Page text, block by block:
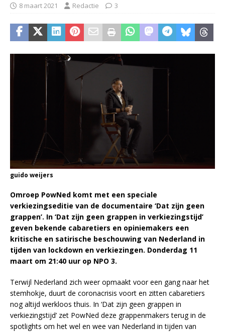
8 maart 2021 Redactie 3
guido weijers
Omroep PowNed komt met een speciale
verkiezingseditie van de documentaire ‘Dat zijn geen
grappen’. In ‘Dat zijn geen grappen in verkiezingstijd’
geven bekende cabaretiers en opiniemakers een
kritische en satirische beschouwing van Nederland in
tijden van lockdown en verkiezingen. Donderdag 11
maart om 21:40 uur op NPO 3.
Terwijl Nederland zich weer opmaakt voor een gang naar het
stemhokje, duurt de coronacrisis voort en zitten cabaretiers
nog altijd werkloos thuis. In ‘Dat zijn geen grappen in
verkiezingstijd’ zet PowNed deze grappenmakers terug in de
spotlights om het wel en wee van Nederland in tijden van